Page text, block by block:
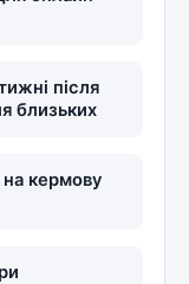
після
близьких
на кермову